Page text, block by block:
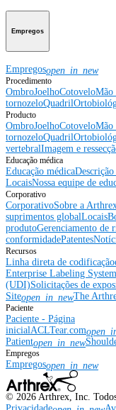
Empregos
Empregosopen_in_new
Procedimento
OmbroJoelhoCotoveloMão
tornozeloQuadril
Producto
OmbroJoelhoCotoveloMão
tornozeloQuadril
vertebralImagem e
Educação médica
Educação médicaDescrição
LocaisNossa equipe de
Corporativo
CorporativoSobre a
suprimentos globalLocais
produtoGerenciamento de
conformidadePatentes
Recursos
Linha direta de codificação
Enterprise Labeling
(UDI)Solicitações de
Siteopen_in_newThe
Paciente
Paciente - Página
inicialACLTear.com
Patientopen_in_new
Empregos
Empregosopen_in_new
© 2026 Arthrex, Inc.